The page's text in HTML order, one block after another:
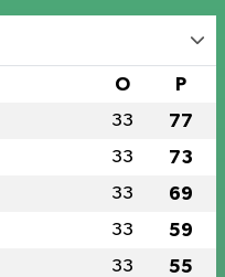
O P
33 77
33 73
33 69
33 59
33 55